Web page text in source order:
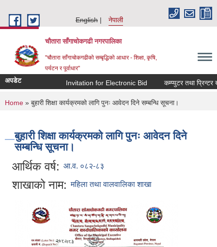
English
नेपाली
चौतारा साँगाचोकगढी नगरपालिका
"चौतारा साँगाचोकगढीको सम्बृद्धिको आधार - शिक्षा, कृषि,
पर्यटन र पूर्वाधार"
अपडेट Invitation for Electronic Bid कम्प्युटर तथा प्रिन्टर
You are here
Home » बुहारी शिक्षा कार्यक्रमको लागि पुनः आवेदन दिने सम्बन्धि सूचना।
बुहारी शिक्षा कार्यक्रमको लागि पुनः आवेदन दिने
सम्बन्धि सूचना।
आर्थिक वर्ष: आ.व. ०८२-८३
शाखाको नाम: महिला तथा वालवालिका शाखा